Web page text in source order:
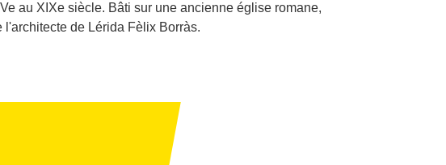
au XIXe siècle. Bâti sur une ancienne église romane,
de Lérida Fèlix Borràs.